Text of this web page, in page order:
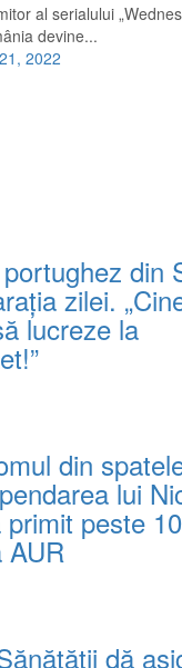
al serialului
devine...
2022
din
zilei.
lucreze la
din
lui
peste
AUR
dă